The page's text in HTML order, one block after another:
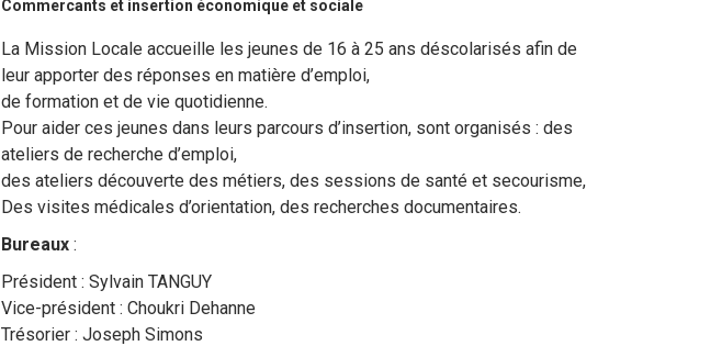
Commercants et insertion économique et sociale
La Mission Locale accueille les jeunes de 16 à 25 ans déscolarisés afin de
leur apporter des réponses en matière d’emploi,
de formation et de vie quotidienne.
Pour aider ces jeunes dans leurs parcours d’insertion, sont organisés : des
ateliers de recherche d’emploi,
des ateliers découverte des métiers, des sessions de santé et secourisme,
Des visites médicales d’orientation, des recherches documentaires.
Bureaux :
Président : Sylvain TANGUY
Vice-président : Choukri Dehanne
Trésorier : Joseph Simons